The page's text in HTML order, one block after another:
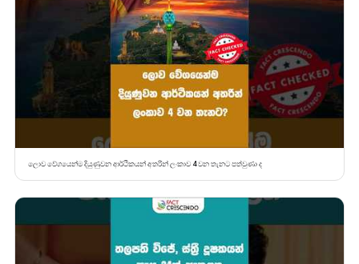
ලොව වේගයෙන්ම දියුණුවන ආර්ථිකයන් අතරින් ලංකාව 4 වන තැනට පත්වුණා ද